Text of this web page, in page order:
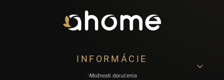
INFORMÁCIE
Možnosti doručenia